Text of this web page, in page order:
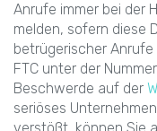
Anrufe immer bei der
melden, sofern diese
betrügerischer Anrufe
FTC unter der
Beschwerde auf der
seriöses
verstößt, können Sie